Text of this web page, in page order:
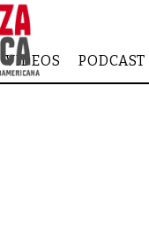
VIDEOS PODCAST